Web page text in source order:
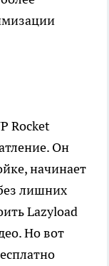
Rocket
Он
начинает
лишних
Lazyload
Но вот